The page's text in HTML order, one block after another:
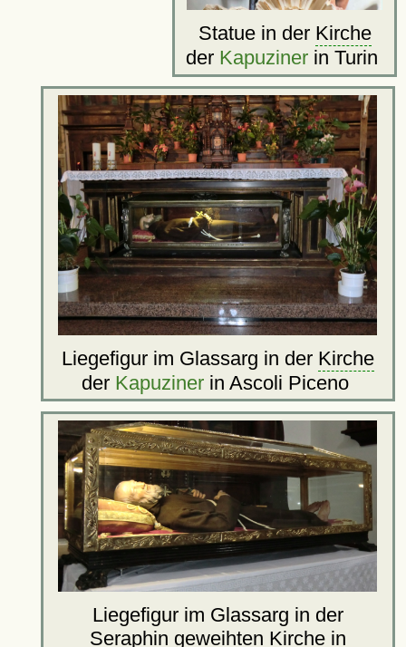
Statue in der Kirche
der Kapuziner in Turin
Liegefigur im Glassarg in der Kirche
der Kapuzinerin Ascoli Piceno
Liegefigur im Glassarg in der
Seraphin geweihten Kirchein